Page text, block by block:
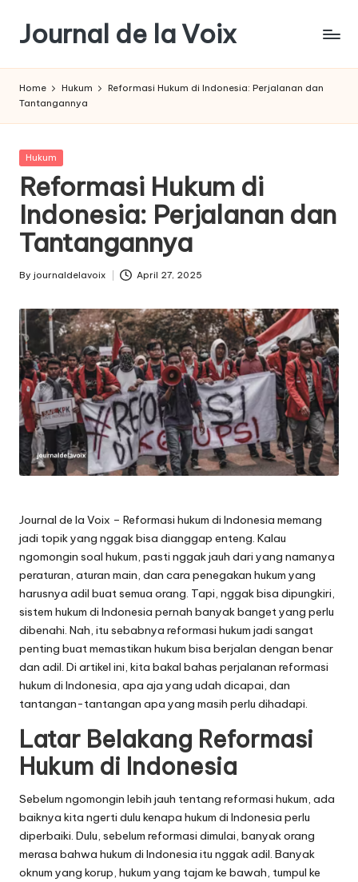
content
Journal de la Voix
Hak
Pembeli
Home Hukum
Reformasi Hukum di Indonesia: Perjalanan dan
Tantangannya
Posted
Hukum
Reformasi Hukum di
Indonesia: Perjalanan dan
Tantangannya
Posted
By journaldelavoix April 27, 2025
Journal de la Voix – Reformasi hukum di Indonesia memang
jadi topik yang nggak bisa dianggap enteng. Kalau
ngomongin soal hukum, pasti nggak jauh dari yang namanya
peraturan, aturan main, dan cara penegakan hukum yang
harusnya adil buat semua orang. Tapi, nggak bisa dipungkiri,
sistem hukum di Indonesia pernah banyak banget yang perlu
dibenahi. Nah, itu sebabnya reformasi hukum jadi sangat
penting buat memastikan hukum bisa berjalan dengan benar
dan adil. Di artikel ini, kita bakal bahas perjalanan reformasi
hukum di Indonesia, apa aja yang udah dicapai, dan
tantangan-tantangan apa yang masih perlu dihadapi.
Latar Belakang Reformasi
Hukum di Indonesia
Sebelum ngomongin lebih jauh tentang reformasi hukum, ada
baiknya kita ngerti dulu kenapa hukum di Indonesia perlu
diperbaiki. Dulu, sebelum reformasi dimulai, banyak orang
merasa bahwa hukum di Indonesia itu nggak adil. Banyak
oknum yang korup, hukum yang tajam ke bawah, tumpul ke